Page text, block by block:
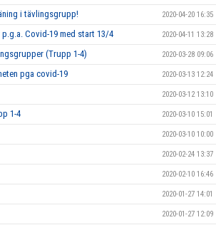
i tävlingsgrupp! 2020-04-20 16:35
Covid-19 med start 13/4 2020-04-11 13:28
(Trupp 1-4) 2020-03-28 09:06
pga covid-19 2020-03-13 12:24
2020-03-12 13:10
1-4 2020-03-10 15:01
2020-03-10 10:00
2020-02-24 13:37
2020-02-10 16:46
2020-01-27 14:01
2020-01-27 12:09